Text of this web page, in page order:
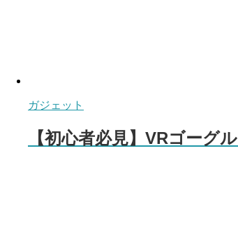
ガジェット
【初心者必見】VRゴーグ